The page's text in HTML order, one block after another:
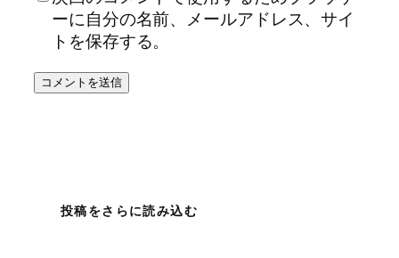
ーに自分の名前、メールアドレス、サイ
トを保存する。
投稿をさらに読み込む